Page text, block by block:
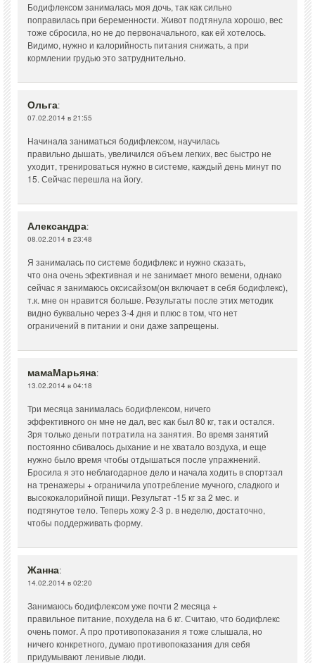
Бодифлексом занималась моя дочь, так как сильно
поправилась при беременности. Живот подтянула хорошо, вес
тоже сбросила, но не до первоначального, как ей хотелось.
Видимо, нужно и калорийность питания снижать, а при
кормлении грудью это затруднительно.
Ольга:
07.02.2014 в 21:55
Начинала заниматься бодифлексом, научилась
правильно дышать, увеличился объем легких, вес быстро не
уходит, тренироваться нужно в системе, каждый день минут по
15. Сейчас перешла на йогу.
Александра:
08.02.2014 в 23:48
Я занималась по системе бодифлекс и нужно сказать,
что она очень эфективная и не занимает много вемени, однако
сейчас я занимаюсь оксисайзом(он включает в себя бодифлекс),
т.к. мне он нравится больше. Результаты после этих методик
видно буквально через 3-4 дня и плюс в том, что нет
ограничений в питании и они даже запрещены.
мамаМарьяна:
13.02.2014 в 04:18
Три месяца занималась бодифлексом, ничего
эффективного он мне не дал, вес как был 80 кг, так и остался.
Зря только деньги потратила на занятия. Во время занятий
постоянно сбивалось дыхание и не хватало воздуха, и еще
нужно было время чтобы отдышаться после упражнений.
Бросила я это неблагодарное дело и начала ходить в спортзал
на тренажеры + ограничила употребление мучного, сладкого и
высококалорийной пищи. Результат -15 кг за 2 мес. и
подтянутое тело. Теперь хожу 2-3 р. в неделю, достаточно,
чтобы поддерживать форму.
Жанна:
14.02.2014 в 02:20
Занимаюсь бодифлексом уже почти 2 месяца +
правильное питание, похудела на 6 кг. Считаю, что бодифлекс
очень помог. А про противопоказания я тоже слышала, но
ничего конкретного, думаю противопоказания для себя
придумывают ленивые люди.